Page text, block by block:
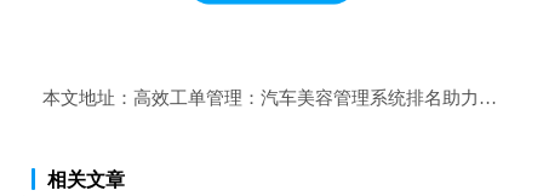
本文地址： 高效工单管理：汽车美容管理系统排名助力构建卓
相关文章